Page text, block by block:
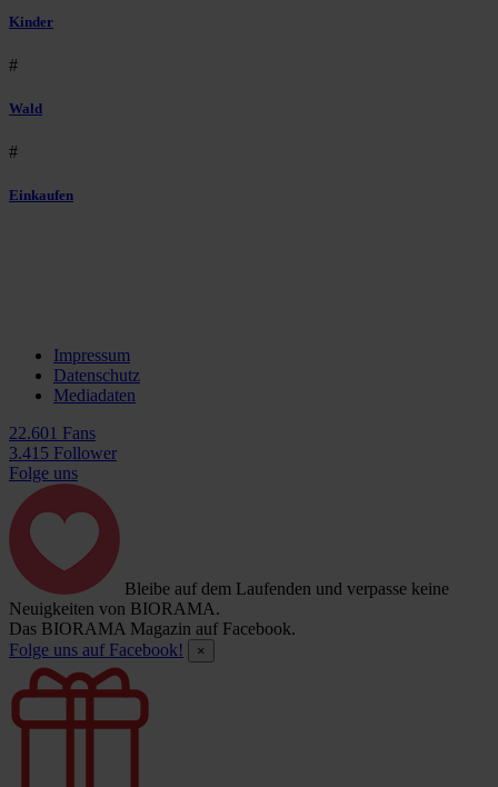
Kinder
#
Wald
#
Einkaufen
Impressum
Datenschutz
Mediadaten
22.601 Fans
3.415 Follower
Folge uns
Bleibe auf dem Laufenden und verpasse keine
Neuigkeiten von BIORAMA.
Das BIORAMA Magazin auf Facebook.
Folge uns auf Facebook!
×